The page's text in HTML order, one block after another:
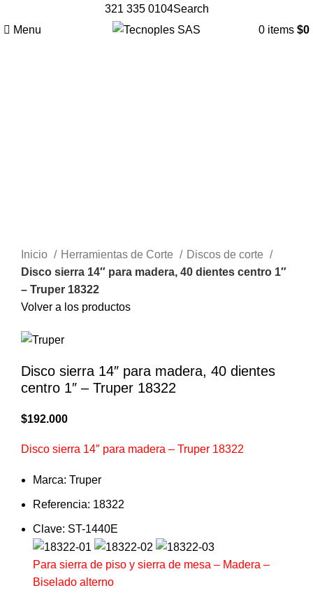
321 335 0104Search
Menu
0 items $0
Inicio Herramientas de Corte
Discos de corte
Disco sierra 14″ para madera, 40 dientes centro 1″
– Truper 18322
Volver a los productos
Disco sierra 14″ para madera, 40 dientes
centro 1″ – Truper 18322
$192.000
Disco sierra 14″ para madera – Truper 18322
Marca: Truper
Referencia: 18322
Clave: ST-1440E
Para sierra de piso y sierra de mesa – Madera –
Biselado alterno